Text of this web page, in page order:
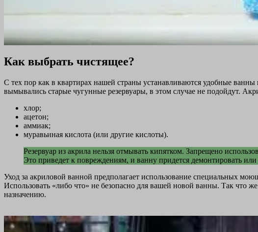
Как выбрать чистящее?
С тех пор как в квартирах нашей страны устанавливаются удобные
вымывались старые чугунные резервуары, в этом случае не подойдут.
хлор;
ацетон;
аммиак;
муравьиная кислота (или другие кислоты).
Резервуар из акрила нельзя отмывать кипятком. Запрещено
Это приведет к повреждениям, и ванну придется демонтировать или
Уход за акриловой ванной предполагает использование специальных
Использовать «либо что» не безопасно для вашей новой ванны. Так что
назначению.